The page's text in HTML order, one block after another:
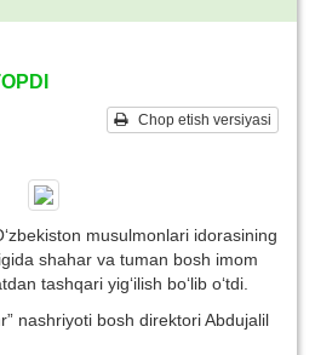
Chop etish versiyasi
musulmonlari idorasining
shahar va tuman bosh imom
tashqari yig‘ilish bo‘lib o‘tdi.
nashriyoti bosh direktori Abdujalil